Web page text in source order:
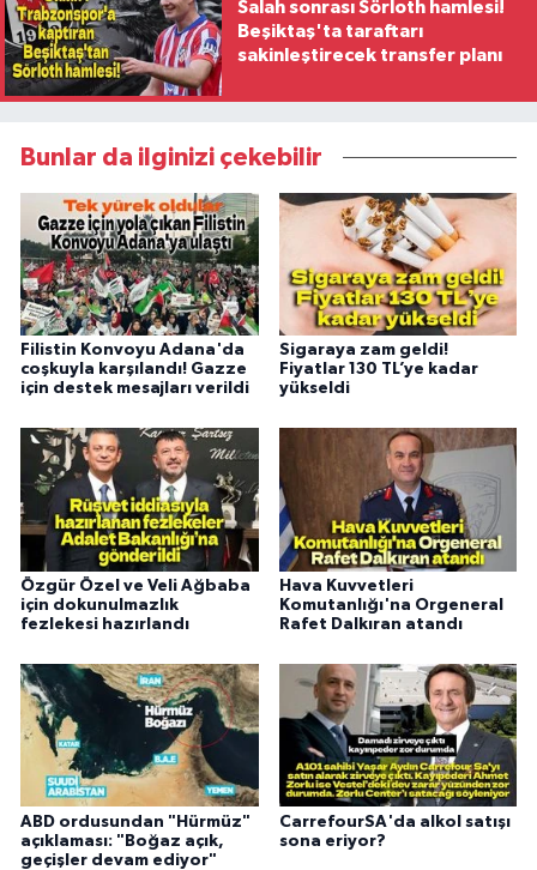
Salah sonrası Sörloth hamlesi!
Beşiktaş'ta taraftarı
sakinleştirecek transfer planı
Bunlar da ilginizi çekebilir
Filistin Konvoyu Adana'da
coşkuyla karşılandı! Gazze
için destek mesajları verildi
Sigaraya zam geldi!
Fiyatlar 130 TL’ye kadar
yükseldi
Özgür Özel ve Veli Ağbaba
için dokunulmazlık
fezlekesi hazırlandı
Hava Kuvvetleri
Komutanlığı'na Orgeneral
Rafet Dalkıran atandı
ABD ordusundan "Hürmüz"
açıklaması: "Boğaz açık,
geçişler devam ediyor"
CarrefourSA'da alkol satışı
sona eriyor?